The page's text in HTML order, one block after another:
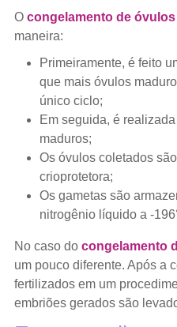
O congelamento de óvulos
maneira:
Primeiramente, é feito
que mais óvulos
único ciclo;
Em seguida, é
maduros;
Os óvulos coletados
crioprotetora;
Os gametas são
nitrogênio líquido a -
No caso do congelamento
um pouco diferente. Após a
fertilizados em um
embriões gerados são